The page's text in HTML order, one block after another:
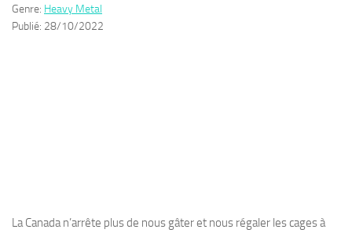
Genre: Heavy Metal
Publié: 28/10/2022
La Canada n’arrête plus de nous gâter et nous régaler les cages à